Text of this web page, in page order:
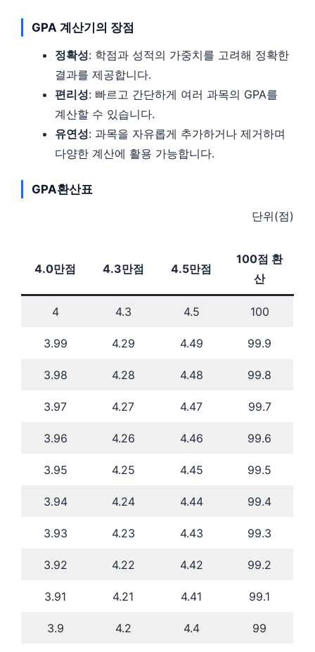
GPA 계산기의 장점
정확성: 학점과 성적의 가중치를 고려해 정확한
결과를 제공합니다.
편리성: 빠르고 간단하게 여러 과목의 GPA를
계산할 수 있습니다.
유연성: 과목을 자유롭게 추가하거나 제거하며
다양한 계산에 활용 가능합니다.
GPA환산표
단위(점)
4.0만점 4.3만점 4.5만점
100점 환
산
4 4.3 4.5 100
3.99 4.29 4.49 99.9
3.98 4.28 4.48 99.8
3.97 4.27 4.47 99.7
3.96 4.26 4.46 99.6
3.95 4.25 4.45 99.5
3.94 4.24 4.44 99.4
3.93 4.23 4.43 99.3
3.92 4.22 4.42 99.2
3.91 4.21 4.41 99.1
3.9 4.2 4.4 99